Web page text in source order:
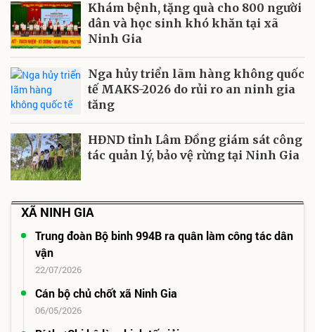
Khám bệnh, tặng quà cho 800 người
dân và học sinh khó khăn tại xã
Ninh Gia
Nga hủy triển lãm hàng không quốc
tế MAKS-2026 do rủi ro an ninh gia
tăng
HĐND tỉnh Lâm Đồng giám sát công
tác quản lý, bảo vệ rừng tại Ninh Gia
XÃ NINH GIA
Trung đoàn Bộ binh 994B ra quân làm công tác dân
vận
22/07/2026
Cán bộ chủ chốt xã Ninh Gia
06/05/2026